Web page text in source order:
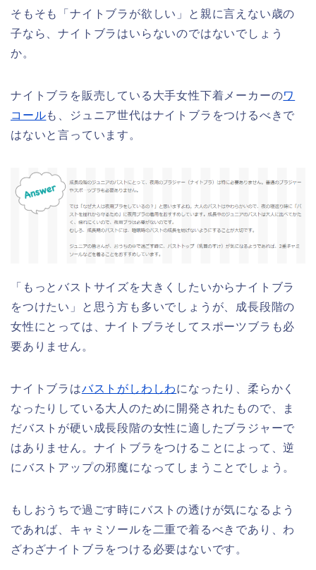
そもそも「ナイトブラが欲しい」と親に言えない歳の
子なら、ナイトブラはいらないのではないでしょう
か。
ナイトブラを販売している大手女性下着メーカーのワ
コールも、ジュニア世代はナイトブラをつけるべきで
はないと言っています。
「もっとバストサイズを大きくしたいからナイトブラ
をつけたい」と思う方も多いでしょうが、成長段階の
女性にとっては、ナイトブラそしてスポーツブラも必
要ありません。
ナイトブラはバストがしわしわになったり、柔らかく
なったりしている大人のために開発されたもので、ま
だバストが硬い成長段階の女性に適したブラジャーで
はありません。ナイトブラをつけることによって、逆
にバストアップの邪魔になってしまうことでしょう。
もしおうちで過ごす時にバストの透けが気になるよう
であれば、キャミソールを二重で着るべきであり、わ
ざわざナイトブラをつける必要はないです。